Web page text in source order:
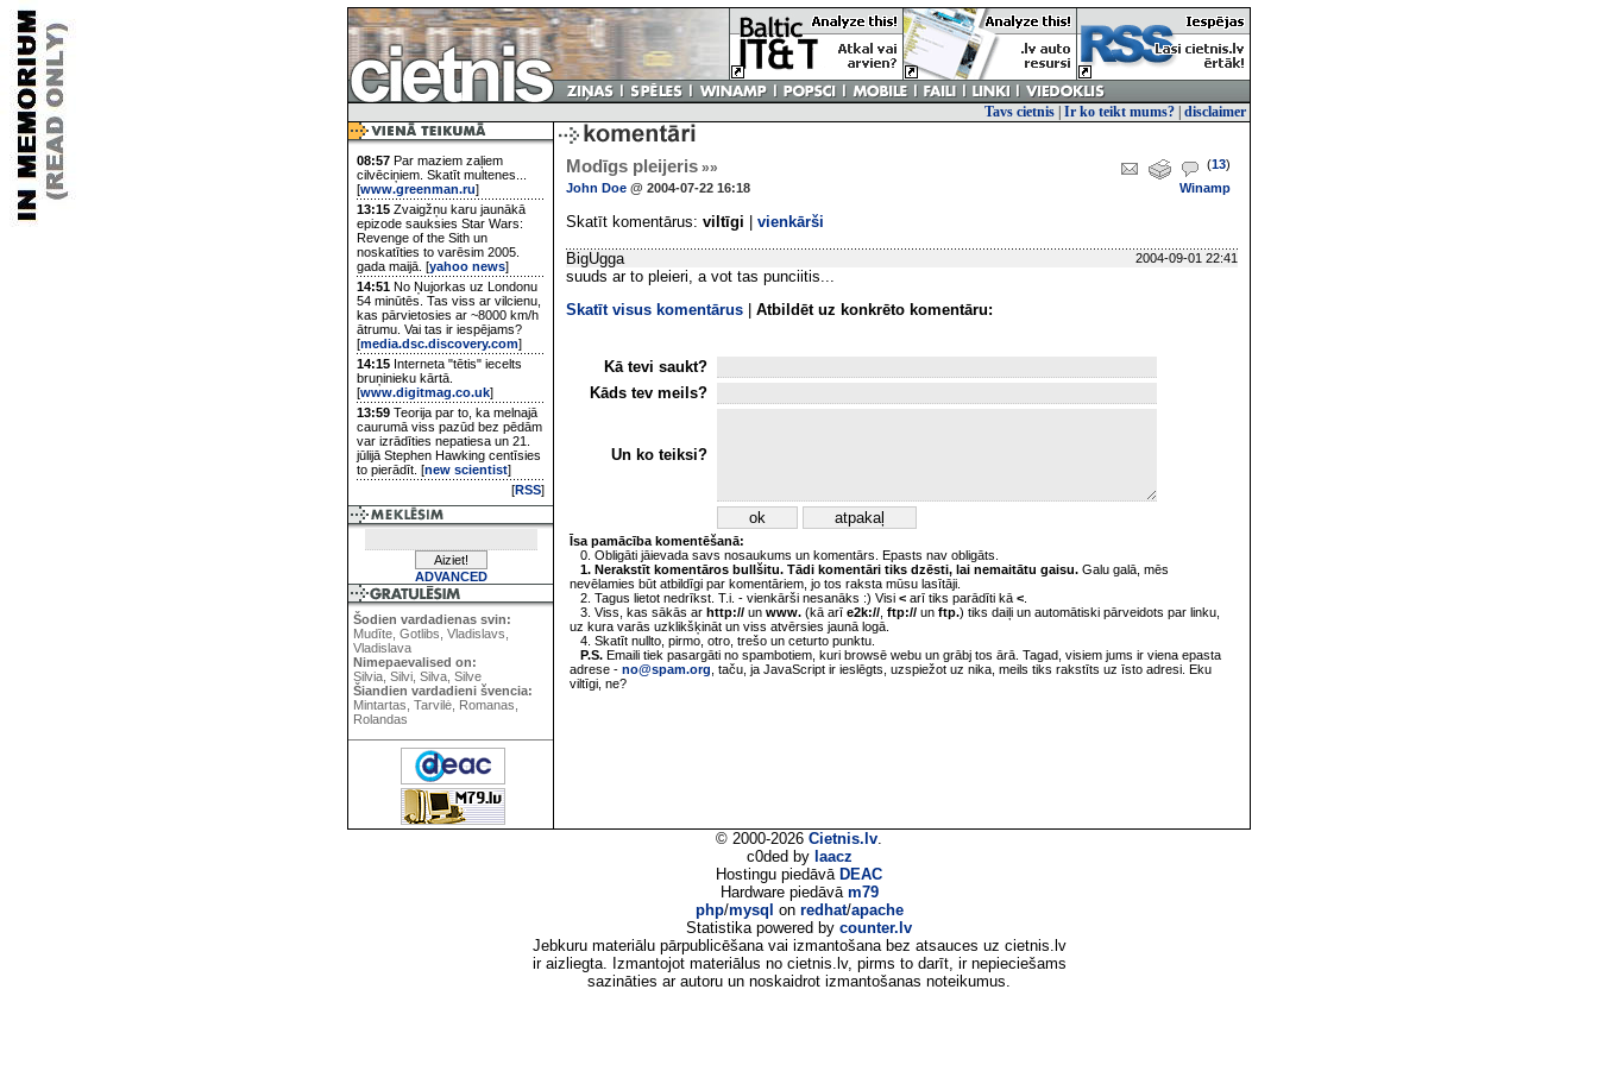
Tavs cietnis Ir ko teikt mums? disclaimer
08:57 Par maziem zaļiem
cilvēciņiem. Skatīt multenes...
[www.greenman.ru]
13:15 Zvaigžņu karu jaunākā
epizode sauksies Star Wars:
Revenge of the Sith un
noskatīties to varēsim 2005.
gada maijā. [yahoo news]
14:51 No Ņujorkas uz Londonu
54 minūtēs. Tas viss ar vilcienu,
kas pārvietosies ar ~8000 km/h
ātrumu. Vai tas ir iespējams?
[media.dsc.discovery.com]
14:15 Interneta "tētis" iecelts
bruņinieku kārtā.
[www.digitmag.co.uk]
13:59 Teorija par to, ka melnajā
caurumā viss pazūd bez pēdām
var izrādīties nepatiesa un 21.
jūlijā Stephen Hawking centīsies
to pierādīt. [new scientist]
[RSS]
ADVANCED
Šodien vardadienas svin:
Mudīte, Gotlibs, Vladislavs,
Vladislava
Nimepaevalised on:
Silvia, Silvi, Silva, Silve
Šiandien vardadieni švencia:
Mintartas, Tarvilė, Romanas,
Rolandas
Modīgs pleijeris »» (13)
John Doe @ 2004-07-22 16:18 Winamp
Skatīt komentārus: viltīgi vienkārši
BigUgga 2004-09-01 22:41
suuds ar to pleieri, a vot tas punciitis...
Skatīt visus komentārus
Atbildēt uz konkrēto komentāru:
Kā tevi saukt?
Kāds tev meils?
Un ko teiksi?
Īsa pamācība komentēšanā:
0. Obligāti jāievada savs nosaukums un komentārs. Epasts nav obligāts.
1. Nerakstīt komentāros bullšitu. Tādi komentāri tiks dzēsti, lai nemaitātu gaisu. Galu galā, mēs
nevēlamies būt atbildīgi par komentāriem, jo tos raksta mūsu lasītāji.
2. Tagus lietot nedrīkst. T.i. - vienkārši nesanāks :) Visi < arī tiks parādīti kā <
3. Viss, kas sākās ar http:// un www. (kā arī e2k:// ftp:// un ftp.) tiks daiļi un automātiski pārveidots par linku,
uz kura varās uzklikšķināt un viss atvērsies jaunā logā.
4. Skatīt nullto, pirmo, otro, trešo un ceturto punktu.
P.S. Emaili tiek pasargāti no spambotiem, kuri browsē webu un grābj tos ārā. Tagad, visiem jums ir viena epasta
adrese - no@spam.org , taču, ja JavaScript ir ieslēgts, uzspiežot uz nika, meils tiks rakstīts uz īsto adresi. Eku
viltīgi, ne?
© 2000-2026 Cietnis.lv.
c0ded by laacz
Hostingu piedāvā DEAC
Hardware piedāvā m79
php/mysql on redhat/apache
Statistika powered by counter.lv
Jebkuru materiālu pārpublicēšana vai izmantošana bez atsauces uz cietnis.lv
ir aizliegta. Izmantojot materiālus no cietnis.lv, pirms to darīt, ir nepieciešams
sazināties ar autoru un noskaidrot izmantošanas noteikumus.